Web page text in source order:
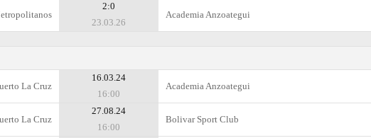
2:0
23.03.26
Academia Anzoategui
La Cruz
16.03.24
16:00
Academia Anzoategui
La Cruz
27.08.24
16:00
Bolivar Sport Club